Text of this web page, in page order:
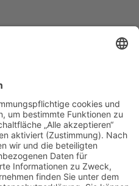
Konzerte in der Residenz